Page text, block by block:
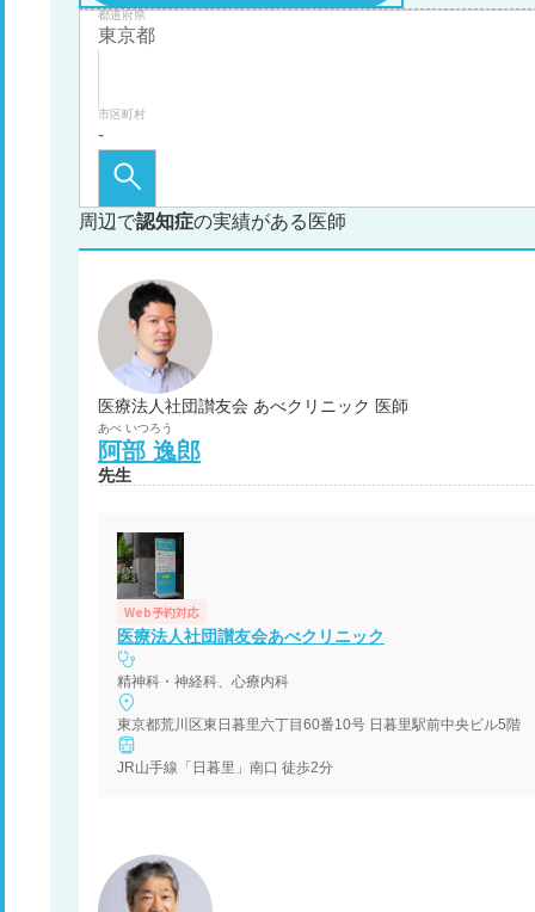
都道府県
市区町村
周辺で認知症の実績がある医師
医療法人社団讃友会 あべクリニック 医師
あべ いつろう
阿部 逸郎
先生
Web予約対応
医療法人社団讃友会あべクリニック
精神科・神経科、心療内科
東京都荒川区東日暮里六丁目60番10号 日暮里駅前中央ビル5階
JR山手線「日暮里」南口 徒歩2分